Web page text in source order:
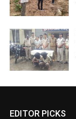
EDITOR PICKS